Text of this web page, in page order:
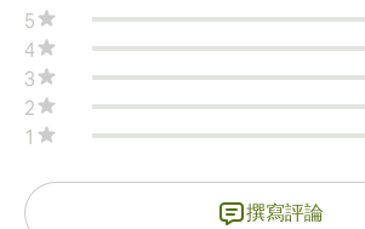
5
4
3
2
1
撰寫評論